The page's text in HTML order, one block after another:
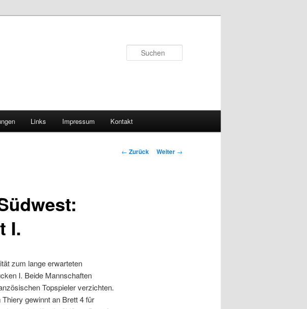
Links Impressum Kontakt
Beitragsnavigation
← Zurück Weiter →
I.
zum lange erwarteten
I. Beide Mannschaften
Topspieler verzichten.
gewinnt an Brett 4 für